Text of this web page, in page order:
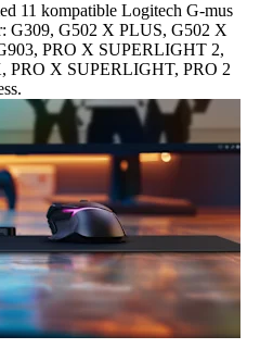
11 kompatible Logitech G-mus
G309, G502 X PLUS, G502 X
PRO X SUPERLIGHT 2,
X SUPERLIGHT, PRO 2